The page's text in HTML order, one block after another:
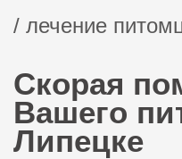
/ лечение
Скорая
Вашего
Липецке